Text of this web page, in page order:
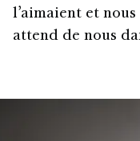
l’aimaient et
attend de nous